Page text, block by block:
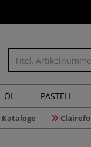
ÖL PASTELL
Kataloge